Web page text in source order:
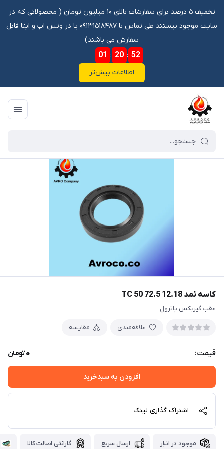
تخفیف ۵ درصد برای سفارشات بالای ۱۰ میلیون تومان ‌‌(‌‌ محصولاتی که در
سایت موجود نیستند طی تماس با ۰۹۱۳۱۵۱۸۴۸۷ یا در وتس اپ و ایتا قابل
سفارش می باشند)
01 : 20 : 52
اطلاعات بیش‌تر
فروشگاه آنلاین آوروکو
کاسه نمد TC 50 72.5 12.18
عقب گیربکس پاترول
علاقه‌مندی مقایسه
قیمت: 0تومان
افزودن به سبدخرید
اشتراک گذاری لینک
موجود در انبار ارسال سریع گارانتی اصالت کالا